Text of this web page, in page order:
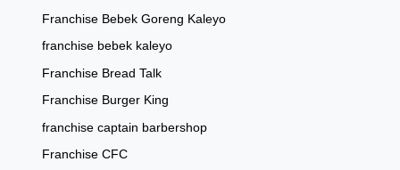
Franchise Bebek Goreng Kaleyo
franchise bebek kaleyo
Franchise Bread Talk
Franchise Burger King
franchise captain barbershop
Franchise CFC